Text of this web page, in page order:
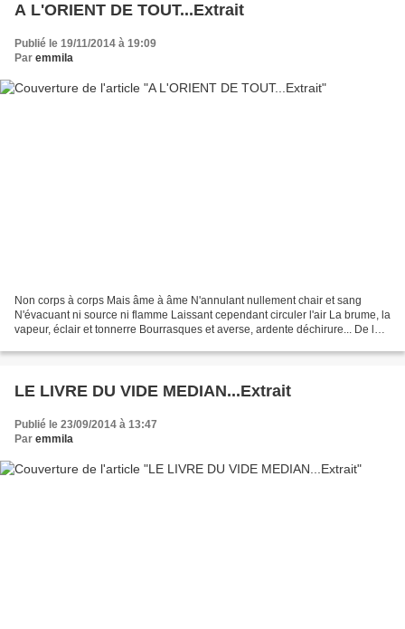
A L'ORIENT DE TOUT...Extrait
Publié le 19/11/2014 à 19:09
Par emmila
Non corps à corps Mais âme à âme N'annulant nullement chair et sang
N'évacuant ni source ni flamme Laissant cependant circuler l'air La brume, la
vapeur, éclair et tonnerre Bourrasques et averse, ardente déchirure... De la
LE LIVRE DU VIDE MEDIAN...Extrait
Publié le 23/09/2014 à 13:47
Par emmila